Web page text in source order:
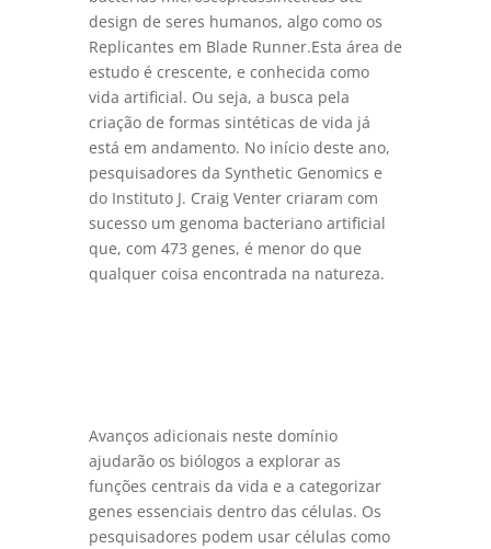
design de seres humanos, algo como os
Replicantes em Blade Runner.Esta área de
estudo é crescente, e conhecida como
vida artificial. Ou seja, a busca pela
criação de formas sintéticas de vida já
está em andamento. No início deste ano,
pesquisadores da Synthetic Genomics e
do Instituto J. Craig Venter criaram com
sucesso um genoma bacteriano artificial
que, com 473 genes, é menor do que
qualquer coisa encontrada na natureza.
Avanços adicionais neste domínio
ajudarão os biólogos a explorar as
funções centrais da vida e a categorizar
genes essenciais dentro das células. Os
pesquisadores podem usar células como